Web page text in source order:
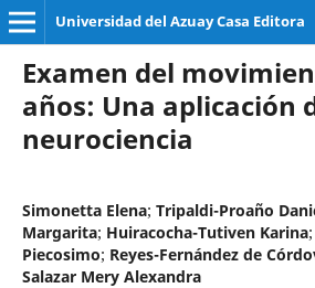
Universidad del Azuay Casa Editora
Examen del
años: Una aplicación
neurociencia
Simonetta Elena; Tripaldi-Proaño
Margarita; Huiracocha-Tutiven Karina;
Piecosimo; Reyes-Fernández de
Salazar Mery Alexandra